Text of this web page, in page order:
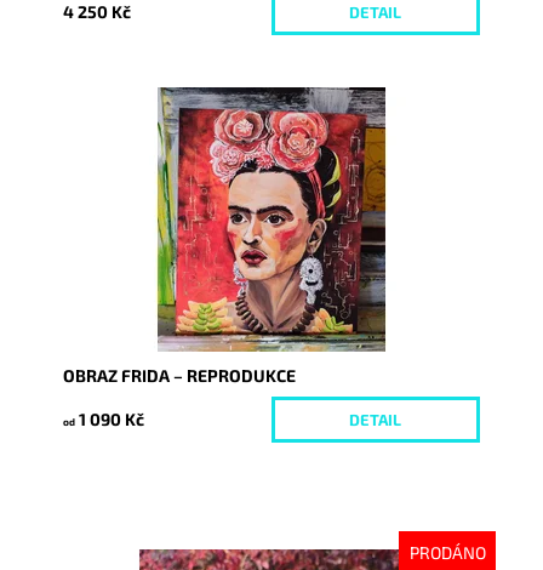
4 250 Kč DETAIL
Skladem
9195/REP
OBRAZ FRIDA – REPRODUKCE
od 1 090 Kč DETAIL
PRODÁNO